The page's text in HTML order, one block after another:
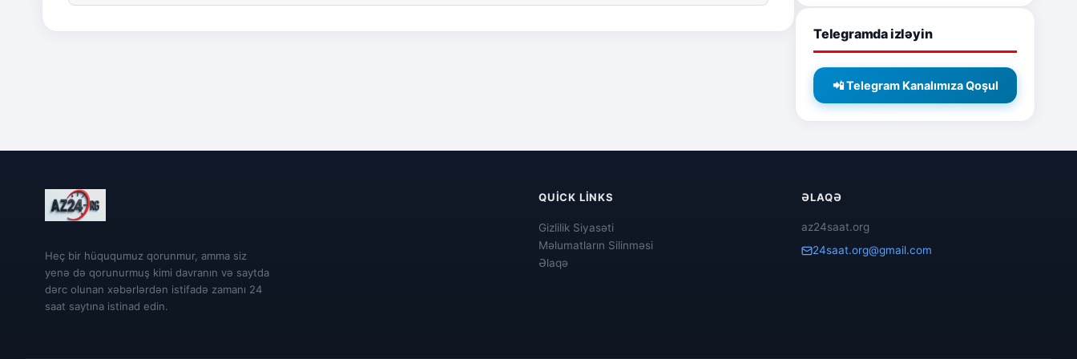
Telegramda izləyin
📲 Telegram Kanalımıza Qoşul
Heç bir hüququmuz qorunmur, amma siz
yenə də qorunurmuş kimi davranın və saytda
dərc olunan xəbərlərdən istifadə zamanı 24
saat saytına istinad edin.
QUICK LINKS
Gizlilik Siyasəti
Məlumatların Silinməsi
Əlaqə
ƏLAQƏ
az24saat.org
24saat.org@gmail.com